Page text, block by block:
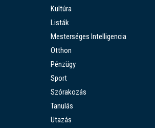
Kultúra
Listák
Mesterséges Intelligencia
Otthon
Pénzügy
Sport
Szórakozás
Tanulás
Utazás